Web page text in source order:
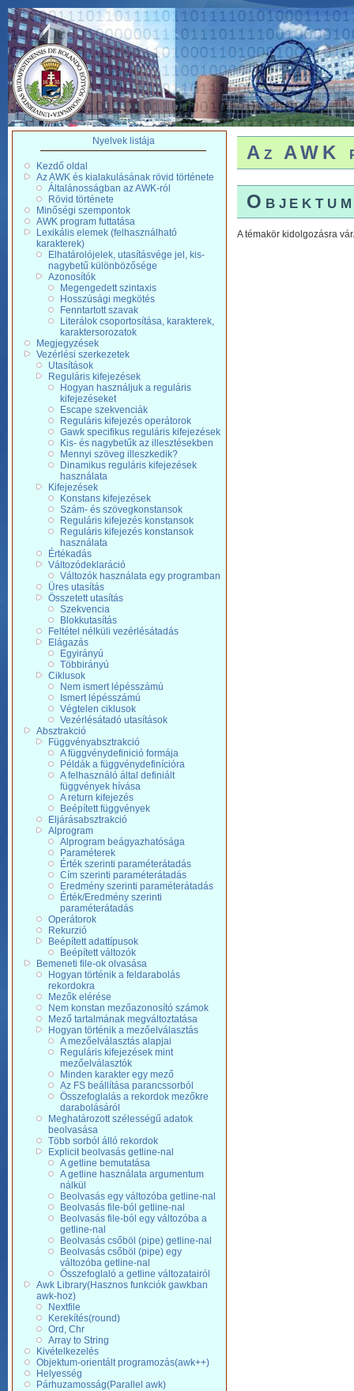
Nyelvek listája
Kezdő oldal
Az AWK és kialakulásának rövid története
Általánosságban az AWK-ról
Rövid története
Minőségi szempontok
AWK program futtatása
Lexikális elemek (felhasználható
karakterek)
Elhatárolójelek, utasításvége jel, kis-
nagybetű különbözősége
Azonosítók
Megengedett szintaxis
Hosszúsági megkötés
Fenntartott szavak
Literálok csoportosítása, karakterek,
karaktersorozatok
Megjegyzések
Vezérlési szerkezetek
Utasítások
Reguláris kifejezések
Hogyan használjuk a reguláris
kifejezéseket
Escape szekvenciák
Reguláris kifejezés operátorok
Gawk specifikus reguláris kifejezések
Kis- és nagybetűk az illesztésekben
Mennyi szöveg illeszkedik?
Dinamikus reguláris kifejezések
használata
Kifejezések
Konstans kifejezések
Szám- és szövegkonstansok
Reguláris kifejezés konstansok
Reguláris kifejezés konstansok
használata
Értékadás
Változódeklaráció
Változók használata egy programban
Üres utasítás
Összetett utasítás
Szekvencia
Blokkutasítás
Feltétel nélküli vezérlésátadás
Elágazás
Egyirányú
Többirányú
Ciklusok
Nem ismert lépésszámú
Ismert lépésszámú
Végtelen ciklusok
Vezérlésátadó utasítások
Absztrakció
Függvényabsztrakció
A függvénydefinició formája
Példák a függvénydefinícióra
A felhasználó által definiált
függvények hívása
A return kifejezés
Beépített függvények
Eljárásabsztrakció
Alprogram
Alprogram beágyazhatósága
Paraméterek
Érték szerinti paraméterátadás
Cím szerinti paraméterátadás
Eredmény szerinti paraméterátadás
Érték/Eredmény szerinti
paraméterátadás
Operátorok
Rekurzió
Beépített adattípusok
Beépített változók
Bemeneti file-ok olvasása
Hogyan történik a feldarabolás
rekordokra
Mezők elérése
Nem konstan mezőazonosító számok
Mező tartalmának megváltoztatása
Hogyan történik a mezőelválasztás
A mezőelválasztás alapjai
Reguláris kifejezések mint
mezőelválasztók
Minden karakter egy mező
Az FS beállítása parancssorból
Összefoglalás a rekordok mezőkre
darabolásáról
Meghatározott szélességű adatok
beolvasása
Több sorból álló rekordok
Explicit beolvasás getline-nal
A getline bemutatása
A getline használata argumentum
nálkül
Beolvasás egy változóba getline-nal
Beolvasás file-ból getline-nal
Beolvasás file-ból egy változóba a
getline-nal
Beolvasás csőböl (pipe) getline-nal
Beolvasás csőböl (pipe) egy
változóba getline-nal
Összefoglaló a getline változatairól
Awk Library(Hasznos funkciók gawkban
awk-hoz)
Nextfile
Kerekítés(round)
Ord, Chr
Array to String
Kivételkezelés
Objektum-orientált programozás(awk++)
Helyesség
Párhuzamosság(Parallel awk)
Az AWK
A témakör kidolgozásra vár.